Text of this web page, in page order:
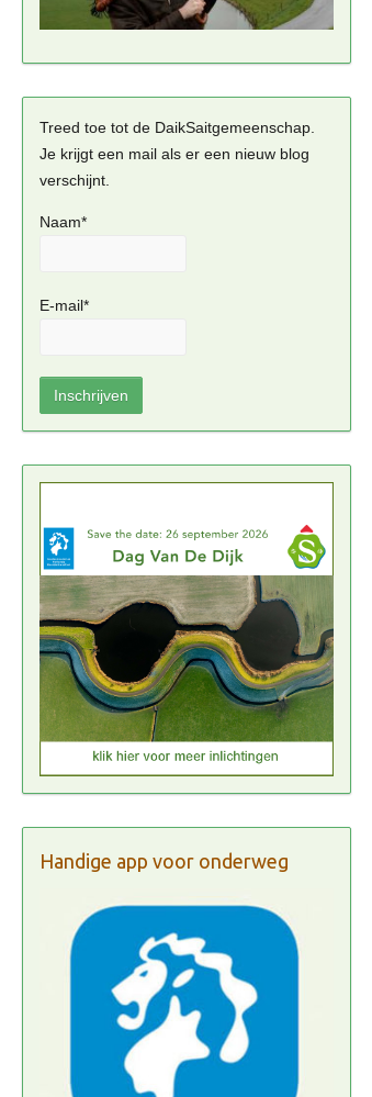
Treed toe tot de DaikSaitgemeenschap.
Je krijgt een mail als er een nieuw blog
verschijnt.
Naam*
E-mail*
Handige app voor onderweg